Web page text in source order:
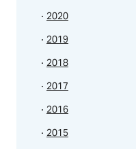
2020
2019
2018
2017
2016
2015